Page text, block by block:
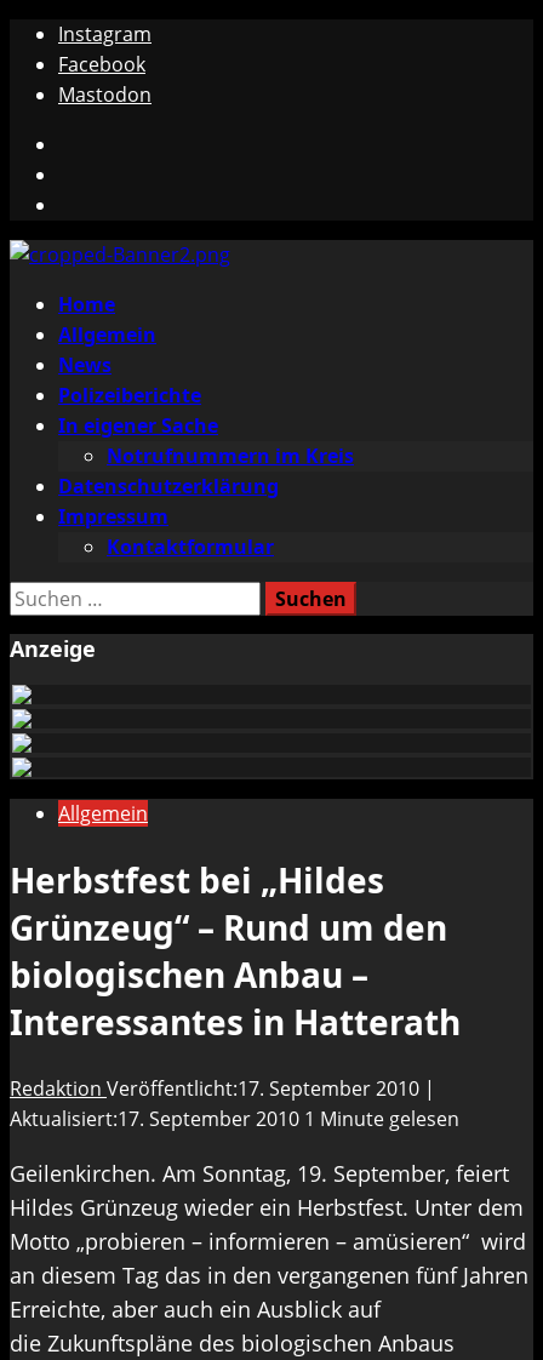
Zum
Inhalt
springen
Instagram
Facebook
Mastodon
Primäres
Menü
Home
Allgemein
News
Polizeiberichte
In eigener Sache
Notrufnummern im Kreis
Datenschutzerklärung
Impressum
Kontaktformular
Suchen
Anzeige
Allgemein
Herbstfest bei „Hildes
Grünzeug“ – Rund um den
biologischen Anbau –
Interessantes in Hatterath
Redaktion Veröffentlicht:17. September 2010 |
Aktualisiert:17. September 2010 1 Minute gelesen
Geilenkirchen. Am Sonntag, 19. September, feiert
Hildes Grünzeug wieder ein Herbstfest. Unter dem
Motto „probieren – informieren – amüsieren“ wird
an diesem Tag das in den vergangenen fünf Jahren
Erreichte, aber auch ein Ausblick auf
die Zukunftspläne des biologischen Anbaus